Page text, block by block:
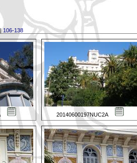
106-138
20140600197NUC2A